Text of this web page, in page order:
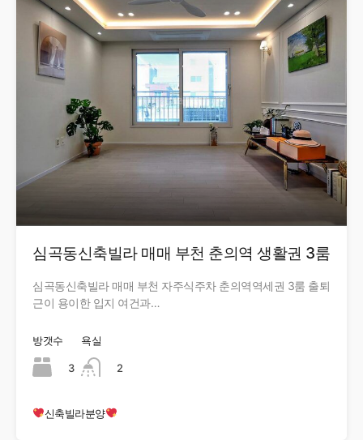
심곡동신축빌라 매매 부천 춘의역 생활권 3룸
심곡동신축빌라 매매 부천 자주식주차 춘의역역세권 3룸 출퇴
근이 용이한 입지 여건과…
방갯수
3
욕실
2
신축빌라분양